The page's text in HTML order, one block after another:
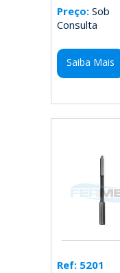
Preço: Sob
Consulta
Saiba Mais
Ref: 5201